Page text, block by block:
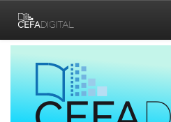
navigation